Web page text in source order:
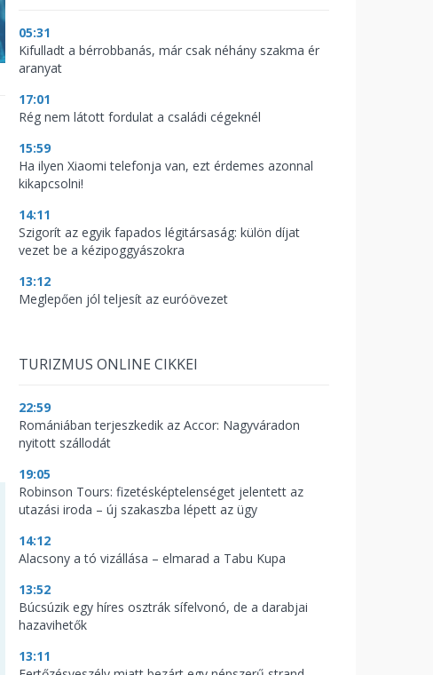
05:31
Kifulladt a bérrobbanás, már csak néhány szakma ér
aranyat
17:01
Rég nem látott fordulat a családi cégeknél
15:59
Ha ilyen Xiaomi telefonja van, ezt érdemes azonnal
kikapcsolni!
14:11
Szigorít az egyik fapados légitársaság: külön díjat
vezet be a kézipoggyászokra
13:12
Meglepően jól teljesít az euróövezet
TURIZMUS ONLINE CIKKEI
22:59
Romániában terjeszkedik az Accor: Nagyváradon
nyitott szállodát
19:05
Robinson Tours: fizetésképtelenséget jelentett az
utazási iroda – új szakaszba lépett az ügy
14:12
Alacsony a tó vizállása – elmarad a Tabu Kupa
13:52
Búcsúzik egy híres osztrák sífelvonó, de a darabjai
hazavihetők
13:11